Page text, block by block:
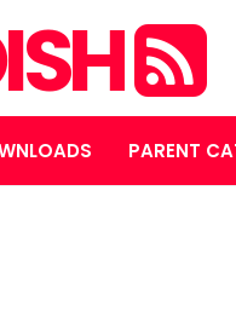
PARENT